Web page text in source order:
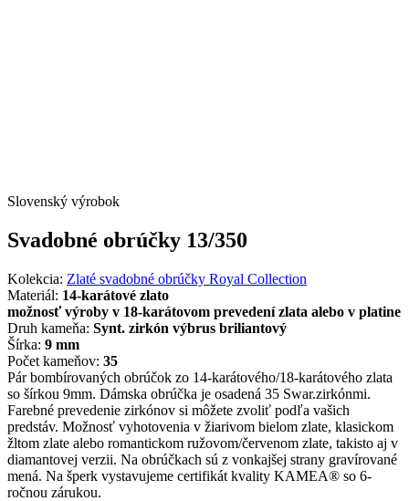
Slovenský výrobok
Svadobné obrúčky 13/350
Kolekcia: Zlaté svadobné obrúčky Royal Collection
Materiál: 14-karátové zlato
možnosť výroby v 18-karátovom prevedení zlata alebo v platine
Druh kameňa: Synt. zirkón výbrus briliantový
Šírka: 9 mm
Počet kameňov: 35
Pár bombírovaných obrúčok zo 14-karátového/18-karátového zlata
so šírkou 9mm. Dámska obrúčka je osadená 35 Swar.zirkónmi.
Farebné prevedenie zirkónov si môžete zvoliť podľa vašich
predstáv. Možnosť vyhotovenia v žiarivom bielom zlate, klasickom
žltom zlate alebo romantickom ružovom/červenom zlate, takisto aj v
diamantovej verzii. Na obrúčkach sú z vonkajšej strany gravírované
mená. Na šperk vystavujeme certifikát kvality KAMEA® so 6-
ročnou zárukou.